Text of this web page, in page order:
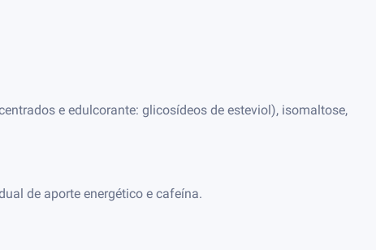
e edulcorante: glicosídeos de esteviol), isomaltose,
de aporte energético e cafeína.